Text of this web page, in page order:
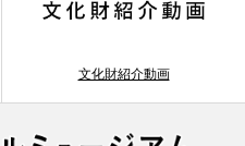
文化財紹介動画